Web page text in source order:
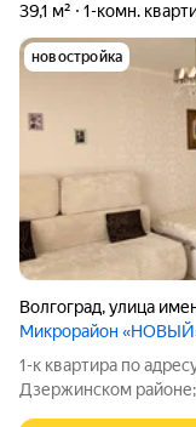
39,1 м² 1-комн.
новостройка
Волгоград,улица
Микрорайон
1-к квартира по
Дзержинском